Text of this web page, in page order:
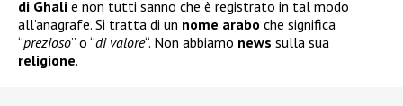
di Ghali e non tutti sanno che è registrato in tal modo
all’anagrafe. Si tratta di un nome arabo che significa
“prezioso” o “di valore“. Non abbiamo news sulla sua
religione.